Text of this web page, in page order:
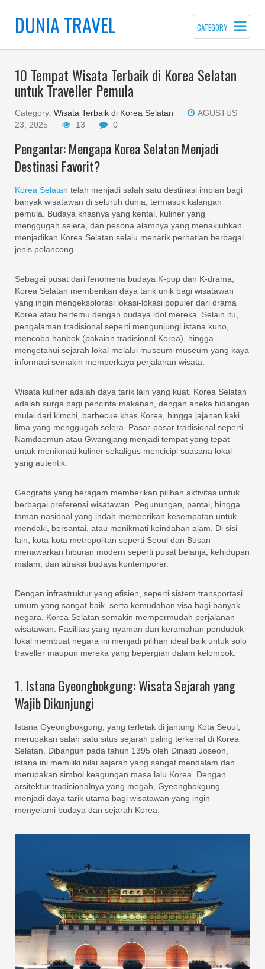
DUNIA TRAVEL CATEGORY
10 Tempat Wisata Terbaik di Korea Selatan
untuk Traveller Pemula
Category: Wisata Terbaik di Korea Selatan
AGUSTUS
23, 2025
13 0
Pengantar: Mengapa Korea Selatan Menjadi
Destinasi Favorit?
Korea Selatan telah menjadi salah satu destinasi impian bagi
banyak wisatawan di seluruh dunia, termasuk kalangan
pemula. Budaya khasnya yang kental, kuliner yang
menggugah selera, dan pesona alamnya yang menakjubkan
menjadikan Korea Selatan selalu menarik perhatian berbagai
jenis pelancong.
Sebagai pusat dari fenomena budaya K-pop dan K-drama,
Korea Selatan memberikan daya tarik unik bagi wisatawan
yang ingin mengeksplorasi lokasi-lokasi populer dari drama
Korea atau bertemu dengan budaya idol mereka. Selain itu,
pengalaman tradisional seperti mengunjungi istana kuno,
mencoba hanbok (pakaian tradisional Korea), hingga
mengetahui sejarah lokal melalui museum-museum yang kaya
informasi semakin memperkaya perjalanan wisata.
Wisata kuliner adalah daya tarik lain yang kuat. Korea Selatan
adalah surga bagi pencinta makanan, dengan aneka hidangan
mulai dari kimchi, barbecue khas Korea, hingga jajanan kaki
lima yang menggugah selera. Pasar-pasar tradisional seperti
Namdaemun atau Gwangjang menjadi tempat yang tepat
untuk menikmati kuliner sekaligus mencicipi suasana lokal
yang autentik.
Geografis yang beragam memberikan pilihan aktivitas untuk
berbagai preferensi wisatawan. Pegunungan, pantai, hingga
taman nasional yang indah memberikan kesempatan untuk
mendaki, bersantai, atau menikmati keindahan alam. Di sisi
lain, kota-kota metropolitan seperti Seoul dan Busan
menawarkan hiburan modern seperti pusat belanja, kehidupan
malam, dan atraksi budaya kontemporer.
Dengan infrastruktur yang efisien, seperti sistem transportasi
umum yang sangat baik, serta kemudahan visa bagi banyak
negara, Korea Selatan semakin mempermudah perjalanan
wisatawan. Fasilitas yang nyaman dan keramahan penduduk
lokal membuat negara ini menjadi pilihan ideal baik untuk solo
traveller maupun mereka yang bepergian dalam kelompok.
1. Istana Gyeongbokgung: Wisata Sejarah yang
Wajib Dikunjungi
Istana Gyeongbokgung, yang terletak di jantung Kota Seoul,
merupakan salah satu situs sejarah paling terkenal di Korea
Selatan. Dibangun pada tahun 1395 oleh Dinasti Joseon,
istana ini memiliki nilai sejarah yang sangat mendalam dan
merupakan simbol keagungan masa lalu Korea. Dengan
arsitektur tradisionalnya yang megah, Gyeongbokgung
menjadi daya tarik utama bagi wisatawan yang ingin
menyelami budaya dan sejarah Korea.